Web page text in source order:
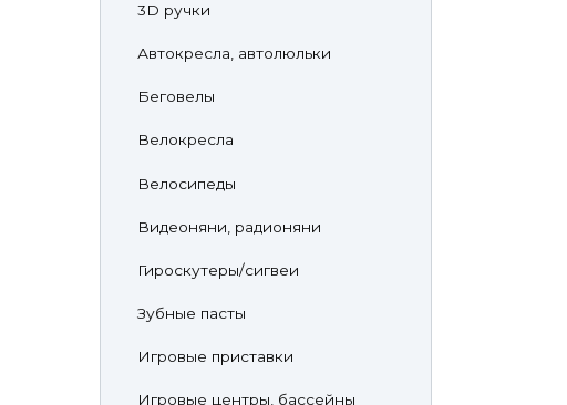
3D ручки
Автокресла, автолюльки
Беговелы
Велокресла
Велосипеды
Видеоняни, радионяни
Гироскутеры/сигвеи
Зубные пасты
Игровые приставки
Игровые центры, бассейны